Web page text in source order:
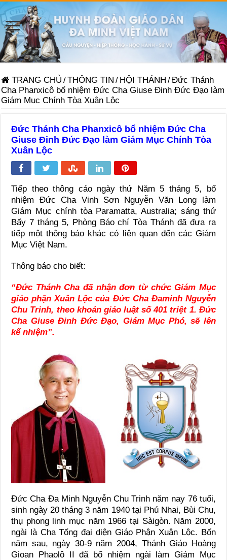
TRANG CHỦ /THÔNG TIN / HỘI THÁNH /Đức Thánh
Cha Phanxicô bổ nhiệm Đức Cha Giuse Đinh Đức Đạo làm
Giám Mục Chính Tòa Xuân Lộc
Đức Thánh Cha Phanxicô bổ nhiệm Đức Cha
Giuse Đinh Đức Đạo làm Giám Mục Chính Tòa
Xuân Lộc
Tiếp theo thông cáo ngày thứ Năm 5 tháng 5, bổ
nhiệm Đức Cha Vinh Sơn Nguyễn Văn Long làm
Giám Mục chính tòa Paramatta, Australia; sáng thứ
Bẩy 7 tháng 5, Phòng Báo chí Tòa Thánh đã đưa ra
tiếp một thông báo khác có liên quan đến các Giám
Mục Việt Nam.
Thông báo cho biết:
“Đức Thánh Cha đã nhận đơn từ chức Giám Mục
giáo phận Xuân Lộc của Đức Cha Đaminh Nguyễn
Chu Trinh, theo khoản giáo luật số 401 triệt 1. Đức
Cha Giuse Đinh Đức Đạo, Giám Mục Phó, sẽ lên
kế nhiệm”.
Đức Cha Đa Minh Nguyễn Chu Trinh năm nay 76 tuổi,
sinh ngày 20 tháng 3 năm 1940 tại Phú Nhai, Bùi Chu,
thụ phong linh mục năm 1966 tại Sàigòn. Năm 2000,
ngài là Cha Tổng đại diện Giáo Phận Xuân Lộc. Bốn
năm sau, ngày 30-9 năm 2004, Thánh Giáo Hoàng
Gioan Phaolô II đã bổ nhiệm ngài làm Giám Mục